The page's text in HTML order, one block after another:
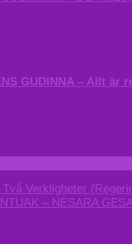
GUDINNA – Allt
Två Verkligheter
– NESARA